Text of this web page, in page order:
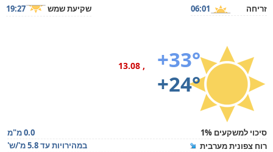
זריחה
06:01 שקיעת שמש 19:27
+33°
+24°
, 13.08
סיכוי למשקעים 1%
0.0 מ"מ
רוח צפונית מערבית
במהירויות עד 5.8 מ'/ש'